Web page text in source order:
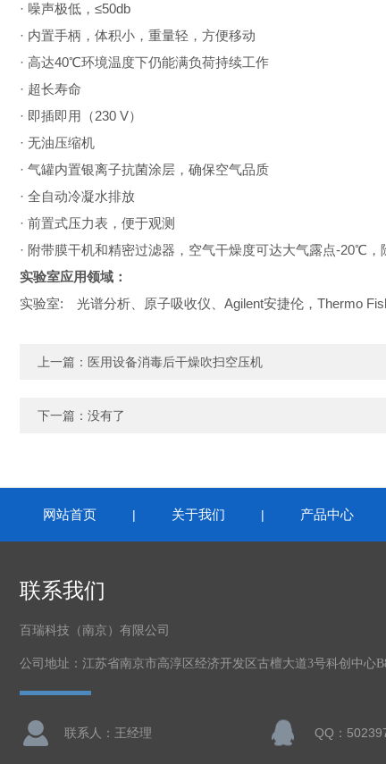
· 噪声极低，≤50db
· 内置手柄，体积小，重量轻，方便移动
· 高达40℃环境温度下仍能满负荷持续工作
· 超长寿命
· 即插即用（230 V）
· 无油压缩机
· 气罐内置银离子抗菌涂层，确保空气品质
· 全自动冷凝水排放
· 前置式压力表，便于观测
· 附带膜干机和精密过滤器，空气干燥度可达大气露点-20℃
实验室应用领域：
实验室: 光谱分析、原子吸收仪、Agilent安捷伦，Thermo
上一篇： 医用设备消毒后干燥吹扫空压机
下一篇：没有了
网站首页 | 关于我们 | 产品中心
联系我们
百瑞科技（南京）有限公司
公司地址：江苏省南京市高淳区经济开发区古檀大道3号科创中心
联系人：王经理 QQ：